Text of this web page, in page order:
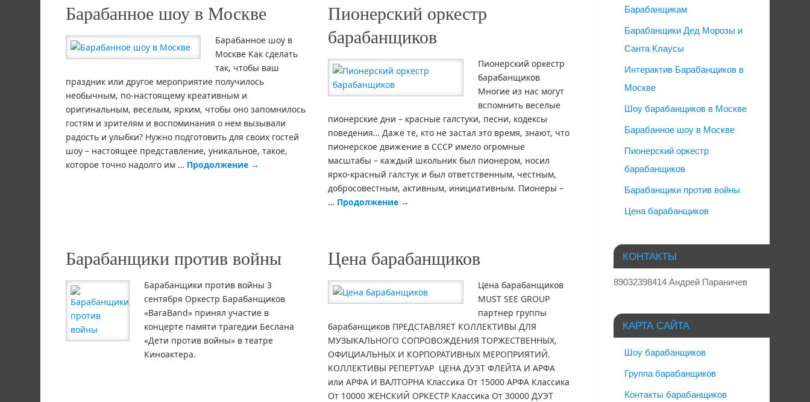
Барабанное шоу в Москве
Барабанное шоу в
Москве Как сделать
так, чтобы ваш
праздник или другое мероприятие получилось
необычным, по-настоящему креативным и
оригинальным, веселым, ярким, чтобы оно запомнилось
гостям и зрителям и воспоминания о нем вызывали
радость и улыбки? Нужно подготовить для своих гостей
шоу – настоящее представление, уникальное, такое,
которое точно надолго им … Продолжение →
Пионерский оркестр
барабанщиков
Пионерский оркестр
барабанщиков
Многие из нас могут
вспомнить веселые
пионерские дни – красные галстуки, песни, кодексы
поведения… Даже те, кто не застал это время, знают, что
пионерское движение в СССР имело огромные
масштабы – каждый школьник был пионером, носил
ярко-красный галстук и был ответственным, честным,
добросовестным, активным, инициативным. Пионеры –
… Продолжение →
Барабанщики против войны
Барабанщики против войны 3
сентября Оркестр Барабанщиков
«BaraBand» принял участие в
концерте памяти трагедии Беслана
«Дети против войны» в театре
Киноактера.
Цена барабанщиков
Цена барабанщиков
MUST SEE GROUP
партнер группы
барабанщиков ПРЕДСТАВЛЯЕТ КОЛЛЕКТИВЫ ДЛЯ
МУЗЫКАЛЬНОГО СОПРОВОЖДЕНИЯ ТОРЖЕСТВЕННЫХ,
ОФИЦИАЛЬНЫХ И КОРПОРАТИВНЫХ МЕРОПРИЯТИЙ.
КОЛЛЕКТИВЫ РЕПЕРТУАР ЦЕНА ДУЭТ ФЛЕЙТА И АРФА
или АРФА И ВАЛТОРНА Классика От 15000 АРФА Классика
От 10000 ЖЕНСКИЙ ОРКЕСТР Классика От 30000 ДУЭТ
Барабанщикам
Барабанщики Дед Морозы и
Санта Клаусы
Интерактив Барабанщиков в
Москве
Шоу барабанщиков в Москве
Барабанное шоу в Москве
Пионерский оркестр
барабанщиков
Барабанщики против войны
Цена барабанщиков
КОНТАКТЫ
89032398414 Андрей Параничев
КАРТА САЙТА
Шоу барабанщиков
Группа барабанщиков
Контакты барабанщиков